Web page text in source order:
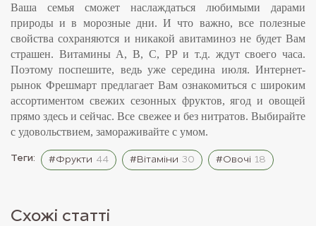
Ваша семья сможет наслаждаться любимыми дарами
природы и в морозные дни. И что важно, все полезные
свойства сохраняются и никакой авитаминоз не будет Вам
страшен. Витамины А, В, С, РР и т.д. ждут своего часа.
Поэтому поспешите, ведь уже середина июля. Интернет-
рынок Фрешмарт предлагает Вам ознакомиться с широким
ассортиментом свежих сезонных фруктов, ягод и овощей
прямо здесь и сейчас. Все свежее и без нитратов. Выбирайте
с удовольствием, замораживайте с умом.
Теги: #Фрукти 44 #Вітаміни 30 #Овочі 18
Схожі статті